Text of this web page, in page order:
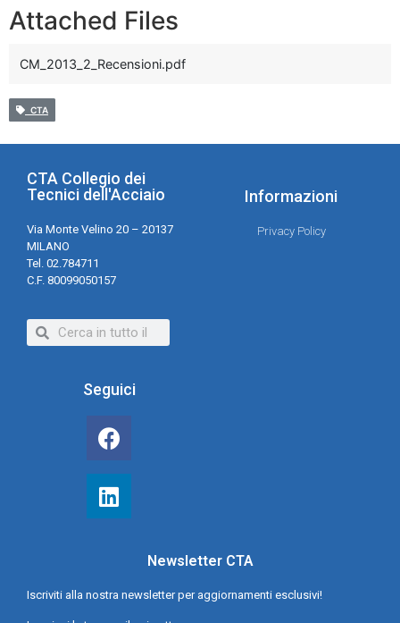
Attached Files
CM_2013_2_Recensioni.pdf
CTA
CTA Collegio dei
Tecnici dell'Acciaio
Via Monte Velino 20 – 20137
MILANO
Tel. 02.784711
C.F. 80099050157
Informazioni
Privacy Policy
Seguici
Newsletter CTA
Iscriviti alla nostra newsletter per aggiornamenti esclusivi!